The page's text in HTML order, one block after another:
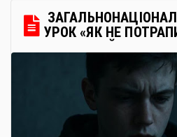
передбачає: Скористатися
УРОК «ЯК НЕ
РОСІЙСЬКИХ